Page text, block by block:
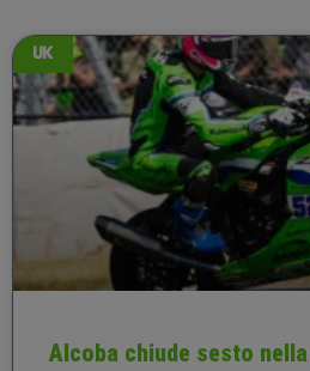
UK
Alcoba chiude sesto